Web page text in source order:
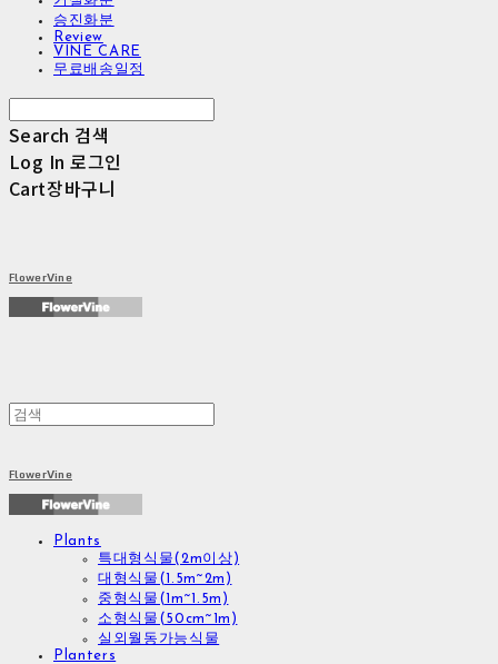
승진화분
Review
VINE CARE
무료배송일정
Search 검색
Log In 로그인
Cart장바구니
FlowerVine
FlowerVine
Plants
특대형식물(2m이상)
대형식물(1.5m~2m)
중형식물(1m~1.5m)
소형식물(50cm~1m)
실외월동가능식물
Planters